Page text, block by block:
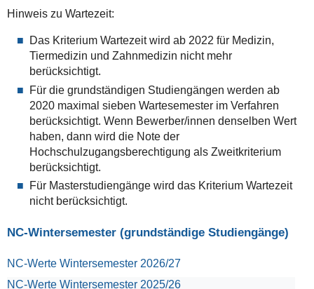
Hinweis zu Wartezeit:
Das Kriterium Wartezeit wird ab 2022 für Medizin,
Tiermedizin und Zahnmedizin nicht mehr
berücksichtigt.
Für die grundständigen Studiengängen werden ab
2020 maximal sieben Wartesemester im Verfahren
berücksichtigt. Wenn Bewerber/innen denselben Wert
haben, dann wird die Note der
Hochschulzugangsberechtigung als Zweitkriterium
berücksichtigt.
Für Masterstudiengänge wird das Kriterium Wartezeit
nicht berücksichtigt.
NC-Wintersemester (grundständige Studiengänge)
NC-Werte Wintersemester 2026/27
NC-Werte Wintersemester 2025/26